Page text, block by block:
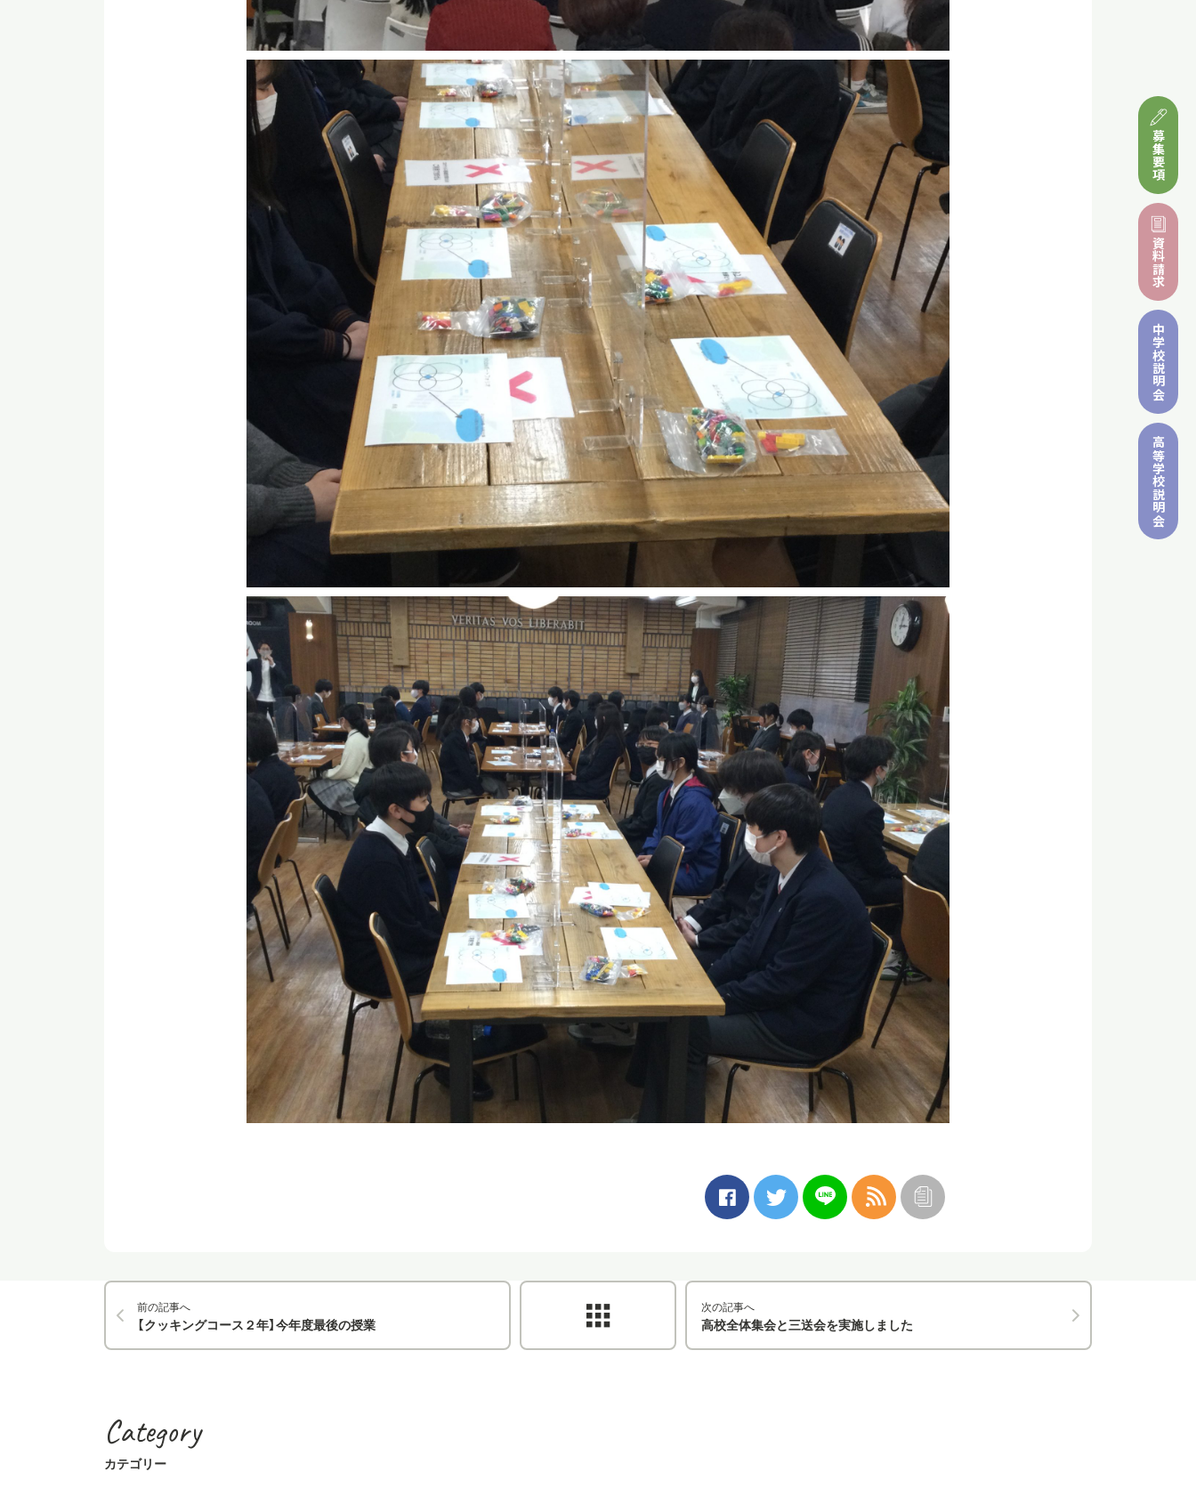
募集要項
資料請求
中学校
説明会
高等学校
説明会
前の記事へ
【クッキングコース２年】今年度最後の授業
次の記事へ
高校全体集会と三送会を実施しました
Category
カテゴリー